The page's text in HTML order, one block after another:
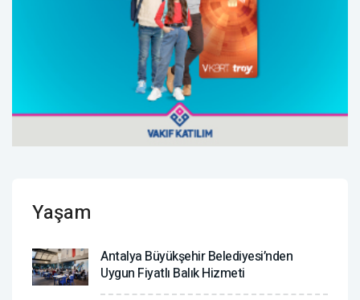
Yaşam
Antalya Büyükşehir Belediyesi’nden
Uygun Fiyatlı Balık Hizmeti